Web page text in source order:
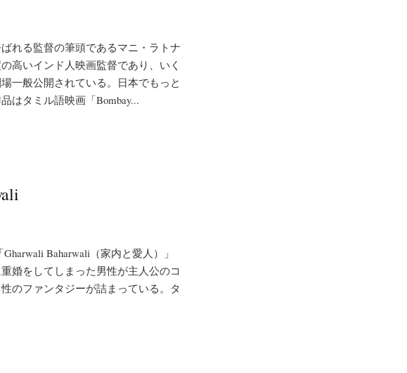
れる監督の筆頭であるマニ・ラトナ
高いインド人映画監督であり、いく
一般公開されている。日本でもっと
はタミル語映画「Bombay...
Baharwali（家内と愛人）」
婚をしてしまった男性が主人公のコ
のファンタジーが詰まっている。タ